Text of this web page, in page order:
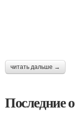
читать дальше →
Последние